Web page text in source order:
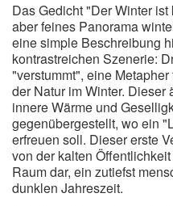
Das Gedicht "Der Winter
aber feines Panorama
eine simple Beschreibung
kontrastreichen Szenerie:
"verstummt", eine
der Natur im Winter.
innere Wärme und
gegenübergestellt, wo ein
erfreuen soll. Dieser erste
von der kalten
Raum dar, ein zutiefst
dunklen Jahreszeit.